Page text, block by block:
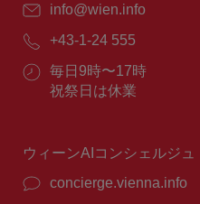
E
ー
ル：
info@wien.info
電
番
号：
+43-1-24 555
営
業
毎日9時〜17時
祝祭日は休業
ウィーンAIコンシェルジュ
concierge.vienna.info